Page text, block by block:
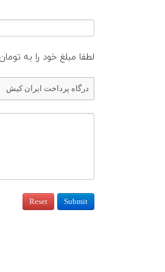
لطفا مبلغ خود را به